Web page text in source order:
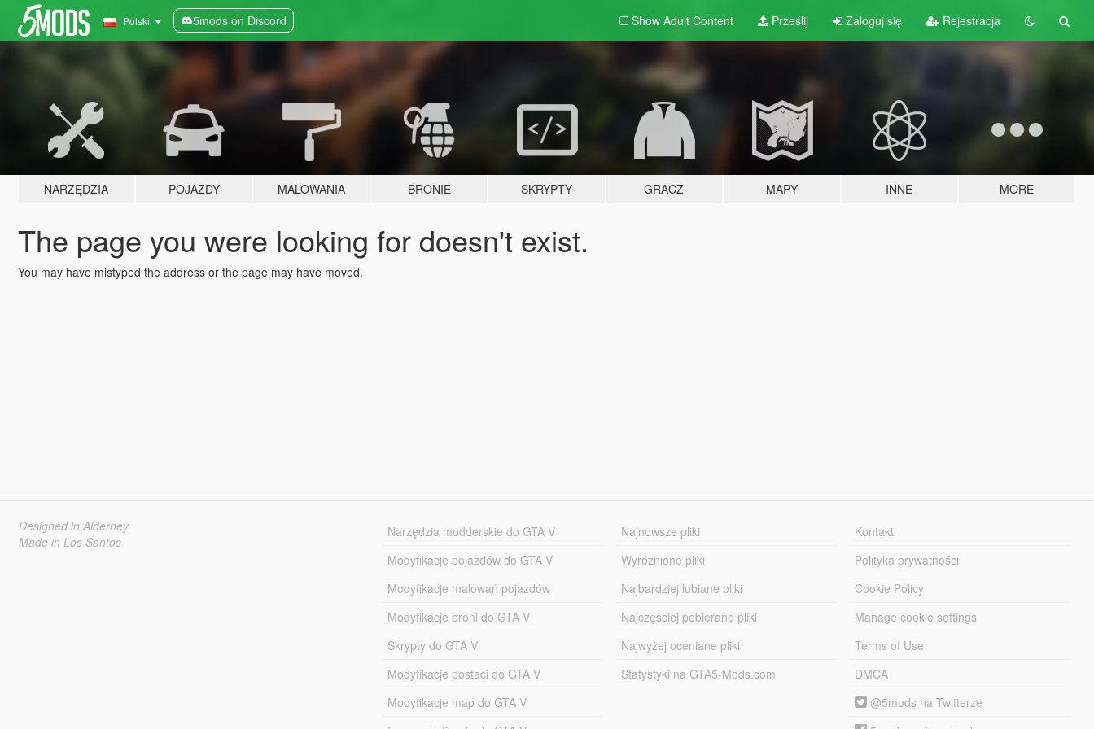
Polski 5mods on Discord Show Adult Content Prześlij Zaloguj się Rejestracja
NARZĘDZIA POJAZDY MALOWANIA BRONIE SKRYPTY GRACZ MAPY INNE MORE
The page you were looking for doesn't exist.
You may have mistyped the address or the page may have moved.
Designed in Alderney
Made in Los Santos
Narzędzia modderskie do GTA V
Modyfikacje pojazdów do GTA V
Modyfikacje malowań pojazdów
Modyfikacje broni do GTA V
Skrypty do GTA V
Modyfikacje postaci do GTA V
Modyfikacje map do GTA V
Najnowsze pliki
Wyróżnione pliki
Najbardziej lubiane pliki
Najczęściej pobierane pliki
Najwyżej oceniane pliki
Statystyki na GTA5-Mods.com
Kontakt
Polityka prywatności
Cookie Policy
Manage cookie settings
Terms of Use
DMCA
@5mods na Twitterze